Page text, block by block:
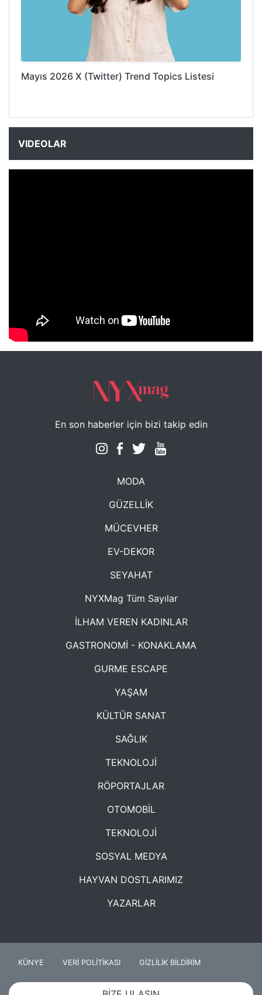
Mayıs 2026 X (Twitter) Trend Topics Listesi
VIDEOLAR
NYXmag 2. Yaş Kutlama Etkinliği
En son haberler için bizi takip edin
MODA
GÜZELLİK
MÜCEVHER
EV-DEKOR
SEYAHAT
NYXMag Tüm Sayılar
İLHAM VEREN KADINLAR
GASTRONOMİ - KONAKLAMA
GURME ESCAPE
YAŞAM
KÜLTÜR SANAT
SAĞLIK
TEKNOLOJİ
RÖPORTAJLAR
OTOMOBİL
TEKNOLOJİ
SOSYAL MEDYA
HAYVAN DOSTLARIMIZ
YAZARLAR
KÜNYE VERİ POLİTİKASI GİZLİLİK BİLDİRİM